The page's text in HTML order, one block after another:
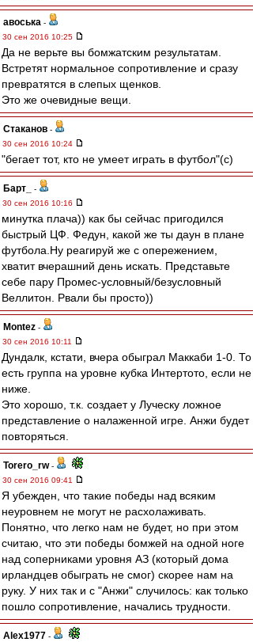
авоська -
30 сен 2016 10:25
Да не верьте вы бомжатским результатам.
Встретят нормальное сопротивление и сразу
превратятся в слепых щенков.
Это же очевидные вещи.
Cтаканов -
30 сен 2016 10:24
"бегает тот, кто не умеет играть в футбол"(с)
Барт_
-
30 сен 2016 10:16
минутка плача)) как бы сейчас пригодился
быстрый ЦФ. Федун, какой же ты даун в плане
футбола.Ну реагируй же с опережением,
хватит вчерашний день искать. Представьте
себе пару Промес-условный/безусловный
Веллитон. Рвали бы просто))
Montez -
30 сен 2016 10:11
Дундалк, кстати, вчера обыграл Маккаби 1-0. То
есть группа на уровне кубка Интертото, если не
ниже.
Это хорошо, т.к. создает у Луческу ложное
представление о налаженной игре. Анжи будет
повторяться.
Torero_rw-
30 сен 2016 09:41
Я убежден, что такие победы над всяким
неуровнем не могут не расхолаживать.
Понятно, что легко нам не будет, но при этом
считаю, что эти победы бомжей на одной ноге
над соперниками уровня АЗ (который дома
ирландцев обыграть не смог) скорее нам на
руку. У них так и с "Анжи" случилось: как только
пошло сопротивление, начались трудности.
Alex1977 -